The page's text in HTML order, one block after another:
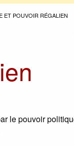
ET POUVOIR RÉGALIEN
le pouvoir